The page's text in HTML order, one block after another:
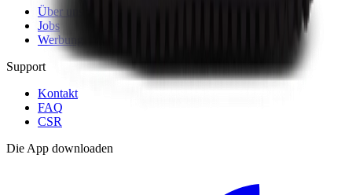
Über uns
Jobs
Werbung
Support
Kontakt
FAQ
CSR
Die App downloaden